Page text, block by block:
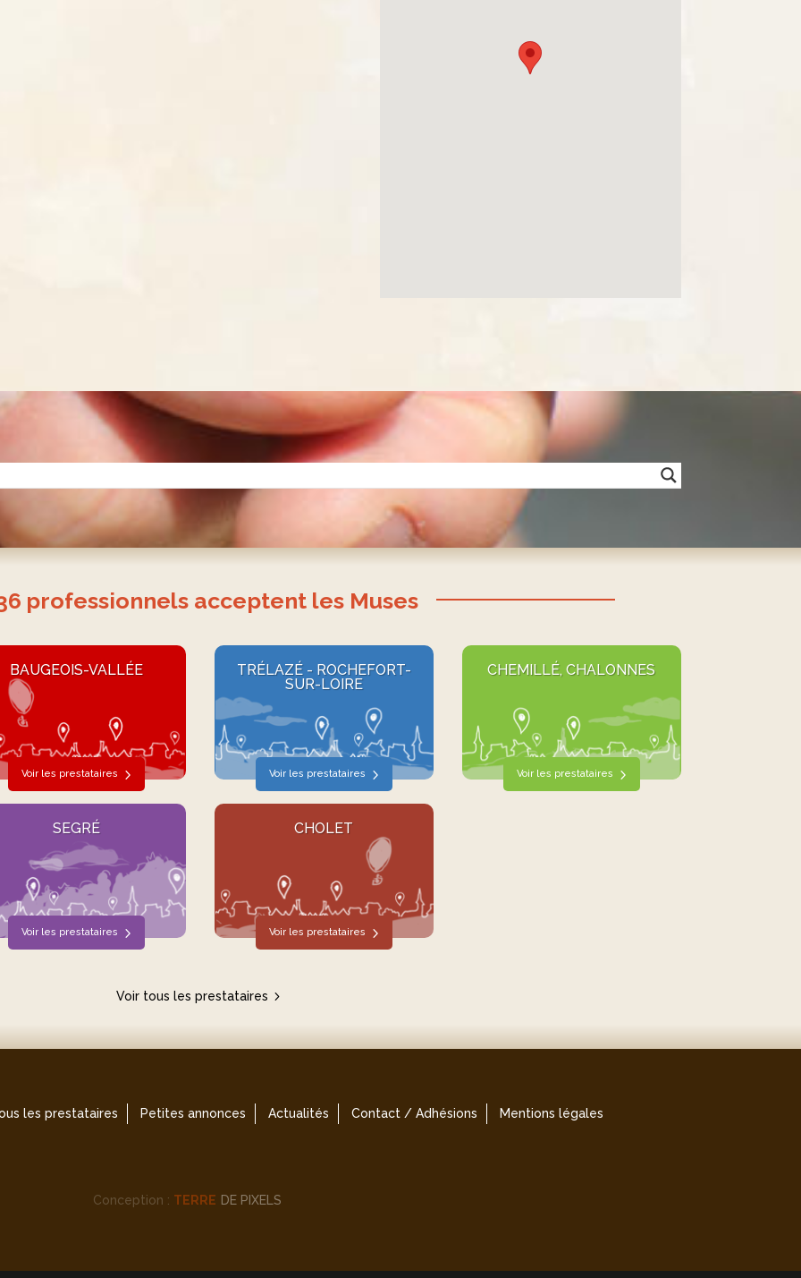
professionnels acceptent les Muses
BAUGEOIS-VALLÉE
Voir les prestataires
TRÉLAZÉ - ROCHEFORT-
SUR-LOIRE
Voir les prestataires
CHEMILLÉ, CHALONNES
Voir les prestataires
SEGRÉ
Voir les prestataires
CHOLET
Voir les prestataires
Voir tous les prestataires
les prestataires Petites annonces Actualités Contact / Adhésions Mentions légales
Conception : TERRE DE PIXELS